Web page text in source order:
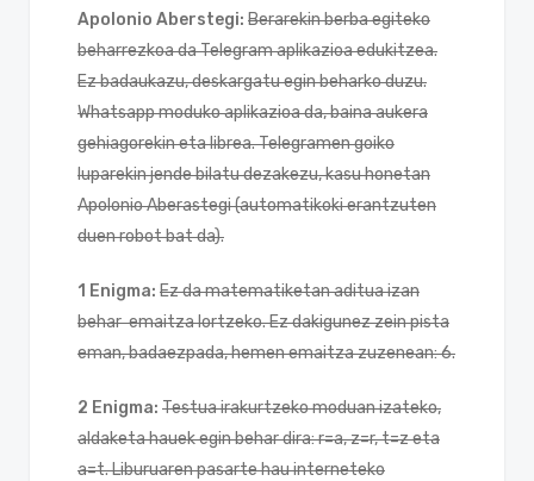
Apolonio Aberstegi: Berarekin berba egiteko
beharrezkoa da Telegram aplikazioa edukitzea.
Ez badaukazu, deskargatu egin beharko duzu.
Whatsapp moduko aplikazioa da, baina aukera
gehiagorekin eta librea. Telegramen goiko
luparekin jende bilatu dezakezu, kasu honetan
Apolonio Aberastegi (automatikoki erantzuten
duen robot bat da).
1 Enigma: Ez da matematiketan aditua izan
behar emaitza lortzeko. Ez dakigunez zein pista
eman, badaezpada, hemen emaitza zuzenean: 6.
2 Enigma: Testua irakurtzeko moduan izateko,
aldaketa hauek egin behar dira: r=a, z=r, t=z eta
a=t. Liburuaren pasarte hau interneteko